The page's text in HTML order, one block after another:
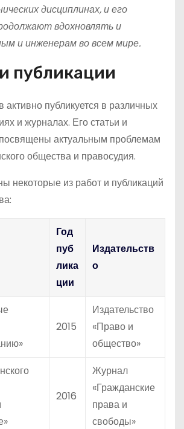
дисциплинах, и его
вдохновлять и
и инженерам во всем мире.
публикации
публикуется в различных
и журналах. Его статьи и
актуальным проблемам
общества и правосудия.
некоторые из работ и публикаций
Год
пуб
лика
ции
Издательств
о
2015
Издательство
«Право и
общество»
2016
Журнал
«Гражданские
права и
свободы»